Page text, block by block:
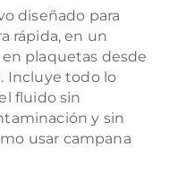
diseñado para
rápida, en un
plaquetas desde
Incluye todo lo
fluido sin
y sin
usar campana